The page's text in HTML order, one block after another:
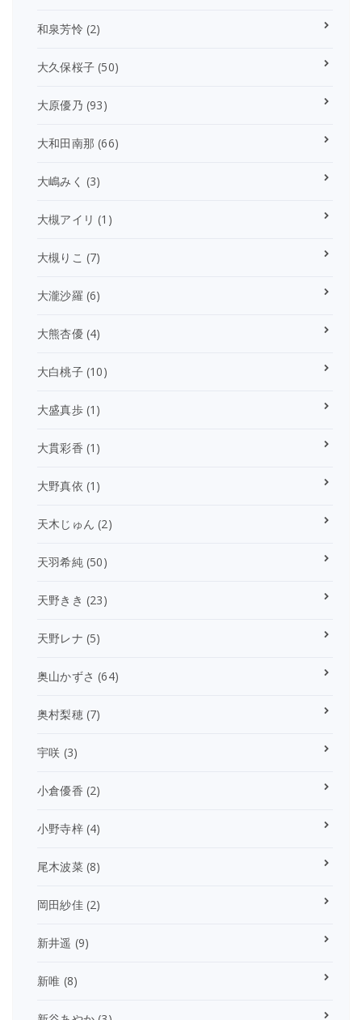
和泉芳怜 (2)
大久保桜子 (50)
大原優乃 (93)
大和田南那 (66)
大嶋みく (3)
大槻アイリ (1)
大槻りこ (7)
大瀧沙羅 (6)
大熊杏優(4)
大白桃子(10)
大盛真歩(1)
大貫彩香 (1)
大野真依 (1)
天木じゅん (2)
天羽希純(50)
天野きき (23)
天野レナ (5)
奥山かずさ (64)
奥村梨穂(7)
宇咲 (3)
小倉優香 (2)
小野寺梓(4)
尾木波菜(8)
岡田紗佳(2)
新井遥 (9)
新唯 (8)